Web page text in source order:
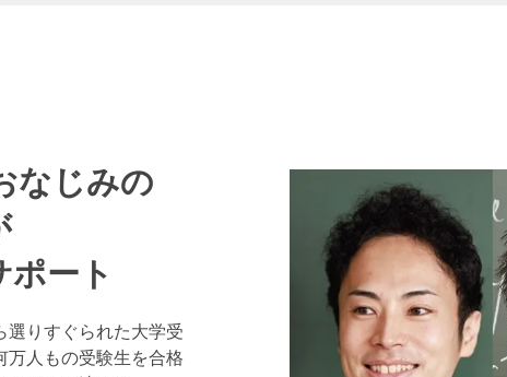
なじみの
ポート
選りすぐられた大学受
万人もの受験生を合格